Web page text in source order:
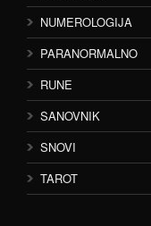
NUMEROLOGIJA
PARANORMALNO
RUNE
SANOVNIK
SNOVI
TAROT